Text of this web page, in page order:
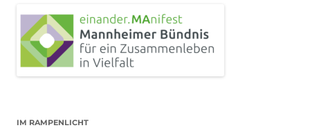
IM RAMPENLICHT